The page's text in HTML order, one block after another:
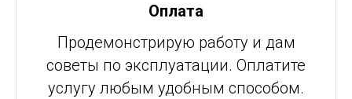
Оплата
Продемонстрирую работу и дам
советы по эксплуатации. Оплатите
услугу любым удобным способом.